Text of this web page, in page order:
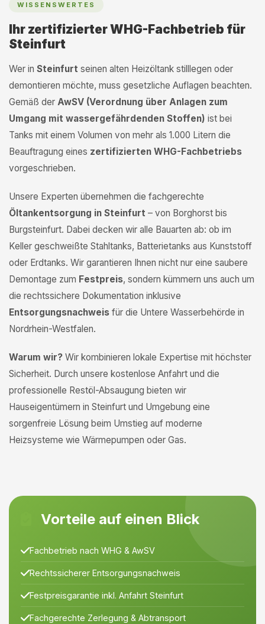
WISSENSWERTES
Ihr zertifizierter WHG-Fachbetrieb für
Steinfurt
Wer in Steinfurt seinen alten Heizöltank stilllegen oder
demontieren möchte, muss gesetzliche Auflagen beachten.
Gemäß der AwSV (Verordnung über Anlagen zum
Umgang mit wassergefährdenden Stoffen) ist bei
Tanks mit einem Volumen von mehr als 1.000 Litern die
Beauftragung eines zertifizierten WHG-Fachbetriebs
vorgeschrieben.
Unsere Experten übernehmen die fachgerechte
Öltankentsorgung in Steinfurt – von Borghorst bis
Burgsteinfurt. Dabei decken wir alle Bauarten ab: ob im
Keller geschweißte Stahltanks, Batterietanks aus Kunststoff
oder Erdtanks. Wir garantieren Ihnen nicht nur eine saubere
Demontage zum Festpreis, sondern kümmern uns auch um
die rechtssichere Dokumentation inklusive
Entsorgungsnachweis für die Untere Wasserbehörde in
Nordrhein-Westfalen.
Warum wir? Wir kombinieren lokale Expertise mit höchster
Sicherheit. Durch unsere kostenlose Anfahrt und die
professionelle Restöl-Absaugung bieten wir
Hauseigentümern in Steinfurt und Umgebung eine
sorgenfreie Lösung beim Umstieg auf moderne
Heizsysteme wie Wärmepumpen oder Gas.
Vorteile auf einen Blick
Fachbetrieb nach WHG & AwSV
Rechtssicherer Entsorgungsnachweis
Festpreisgarantie inkl. Anfahrt Steinfurt
Fachgerechte Zerlegung & Abtransport